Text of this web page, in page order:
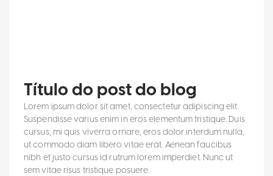
Título do post do blog
Lorem ipsum dolor sit amet, consectetur adipiscing elit.
Suspendisse varius enim in eros elementum tristique. Duis
cursus, mi quis viverra ornare, eros dolor interdum nulla,
ut commodo diam libero vitae erat. Aenean faucibus
nibh et justo cursus id rutrum lorem imperdiet. Nunc ut
sem vitae risus tristique posuere.